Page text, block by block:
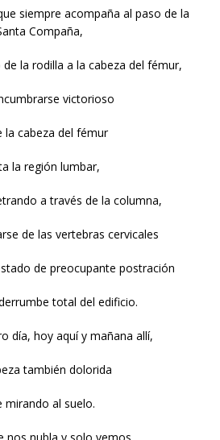
siempre acompaña al paso de la
Compaña,
la rodilla a la cabeza del fémur,
victorioso
la cabeza del fémur
la región lumbar,
a través de la columna,
de las vertebras cervicales
de preocupante postración
total del edificio.
día, hoy aquí y mañana allí,
también dolorida
mirando al suelo.